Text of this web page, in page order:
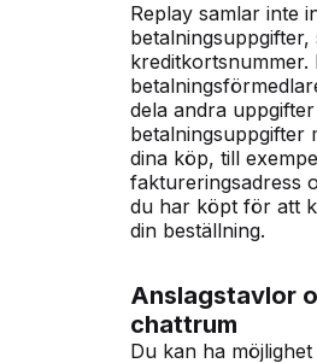
Replay samlar inte
betalningsuppgifter,
kreditkortsnummer.
dela andra
betalningsuppgifter
dina köp, till
faktureringsadress
du har köpt för att
din beställning.
Anslagstavlor
chattrum
Du kan ha